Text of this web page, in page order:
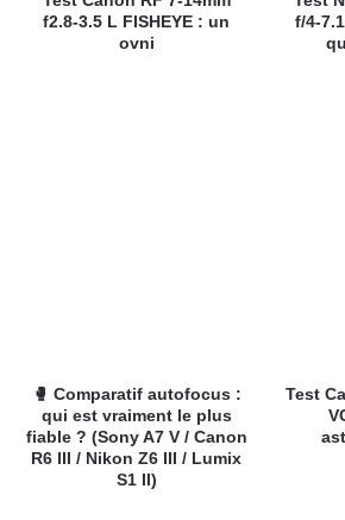
f2.8-3.5 L FISHEYE : un
ovni
f/4-
🥊 Comparatif autofocus :
qui est vraiment le plus
fiable ? (Sony A7 V / Canon
R6 III / Nikon Z6 III / Lumix
S1 II)
Test